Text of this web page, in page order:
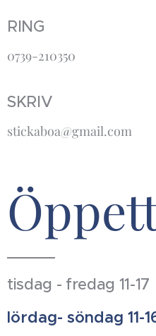
RING
0739-210350
SKRIV
stickaboa@gmail.com
tisdag - fredag 11-17
lördag- söndag 11-